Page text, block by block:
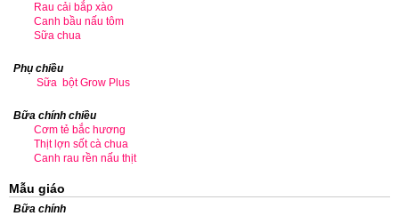
Rau cải bắp xào
Canh bầu nấu tôm
Sữa chua
Phụ chiều
Sữa bột Grow Plus
Bữa chính chiều
Cơm tẻ bắc hương
Thịt lợn sốt cà chua
Canh rau rền nấu thịt
Mẫu giáo
Bữa chính